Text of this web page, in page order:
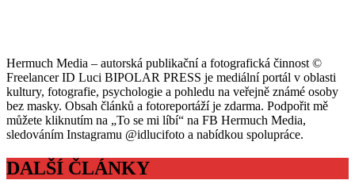
Hermuch Media – autorská publikační a fotografická činnost ©
Freelancer ID Luci BIPOLAR PRESS je mediální portál v oblasti
kultury, fotografie, psychologie a pohledu na veřejně známé osoby
bez masky. Obsah článků a fotoreportáží je zdarma. Podpořit mě
můžete kliknutím na „To se mi líbí“ na FB Hermuch Media,
sledováním Instagramu @idlucifoto a nabídkou spolupráce.
DALŠÍ ČLÁNKY